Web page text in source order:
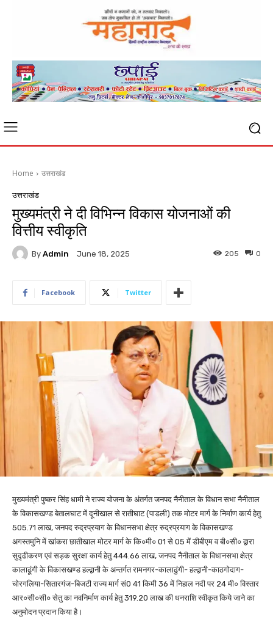
Home उत्तराखंड
उत्तराखंड
मुख्यमंत्री ने दी विभिन्न विकास योजनाओं की
वित्तीय स्वीकृति
By Admin June 18, 2025 0
205
Facebook Twitter
मुख्यमंत्री पुष्कर सिंह धामी ने राज्य योजना के अंतर्गत जनपद नैनीताल के विधान सभा नैनीताल
के विकासखण्ड बेतालघाट में दूनीखाल से रातीघाट (पाडली) तक मोटर मार्ग के निर्माण कार्य हेतु
505.71 लाख, जनपद रुद्रप्रयाग के विधानसभा क्षेत्र रुद्रप्रयाग के विकासखण्ड
अगस्तमुनि में खांकरा छातीखाल मोटर मार्ग के कि०मी० 01 से 05 में डीबीएम व बी०सी० द्वारा
सुदृढीकरण एवं सड़क सुरक्षा कार्य हेतु 444.66 लाख, जनपद नैनीताल के विधानसभा क्षेत्र
कालाढूंगी के विकासखण्ड हल्द्वानी के अन्तर्गत रामनगर-कालाढुंगी- हल्द्वानी-काठगोदाग-
चोरगलिया-सितारगंज-बिजटी राज्य मार्ग सं0 41 किमी 36 में निहाल नदी पर 24 मी० विस्तार
आर०सी०सी० सेतु का नवनिर्माण कार्य हेतु 319.20 लाख की धनराशि स्वीकृत किये जाने का
अनुमोदन प्रदान किया है।